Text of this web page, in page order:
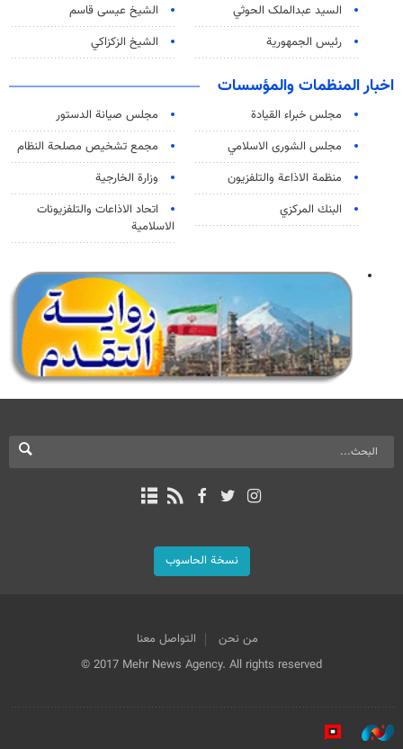
السید عبدالملک الحوثي
الشيخ عيسى قاسم
رئيس الجمهورية
الشيخ الزكزاكي
اخبار المنظمات والمؤسسات
مجلس خبراء القيادة
مجلس صيانة الدستور
مجلس الشورى الاسلامي
مجمع تشخيص مصلحة النظام
منظمة الاذاعة والتلفزیون
وزارة الخارجية
البنك المركزي
اتحاد الاذاعات والتلفزيونات
الاسلامية
نسخة الحاسوب
من نحن
التواصل معنا
© 2017 Mehr News Agency. All rights reserved